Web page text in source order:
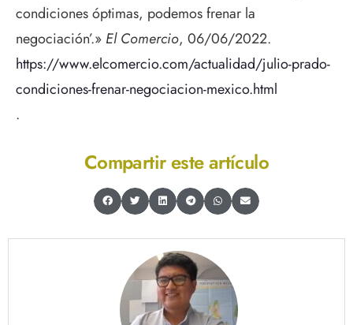
condiciones óptimas, podemos frenar la
negociación’.» El Comercio, 06/06/2022.
https://www.elcomercio.com/actualidad/julio-prado-
condiciones-frenar-negociacion-mexico.html
.
Compartir este artículo